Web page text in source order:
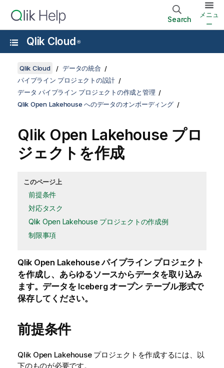
Search
メニュ
ー
Qlik Cloud ®
Qlik Cloud
データの統合
パイプライン プロジェクトの設計
データ パイプライン プロジェクトの作成と管理
Qlik Open Lakehouse へのデータのオンボーディング
Qlik Open Lakehouse プロ
ジェクトを作成
このページ上
前提条件
対応タスク
Qlik Open Lakehouse プロジェクトの作成例
制限事項
Qlik Open Lakehouseパイプライン プロジェクト
を作成し、あらゆるソースからデータを取り込み
ます。データを Iceberg オープン テーブル形式で
保存してください。
前提条件
Qlik Open Lakehouseプロジェクトを作成するには、以
下のものが必要です。